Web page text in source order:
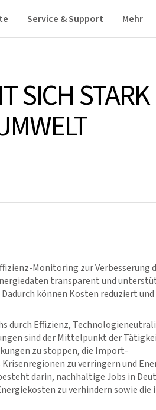
Service & Support Mehr
SICH
Monitoring zur Verbesserung
transparent und
können Kosten reduziert
durch Effizienz,
sind der Mittelpunkt der
zu stoppen, die Import-
zu verringern und
darin, nachhaltige Jobs in
zu verhindern sowie